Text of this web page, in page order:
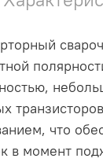
что
в момент